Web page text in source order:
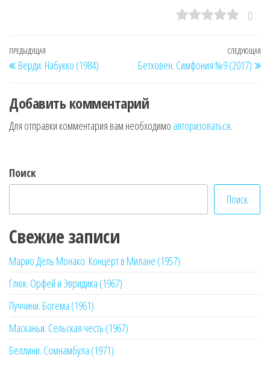
0
Навигация
по
записям
Предыдущая
запись
ПРЕДЫДУЩАЯ
Верди. Набукко (1984)
СЛЕДУЮЩАЯ
Бетховен. Симфония №9 (2017)
Добавить комментарий
Для отправки комментария вам необходимо авторизоваться.
Поиск
Поиск
Свежие записи
Марио Дель Монако. Концерт в Милане (1957)
Глюк. Орфей и Эвридика (1967)
Пуччини. Богема (1961)
Масканьи. Сельская честь (1967)
Беллини. Сомнамбула (1971)